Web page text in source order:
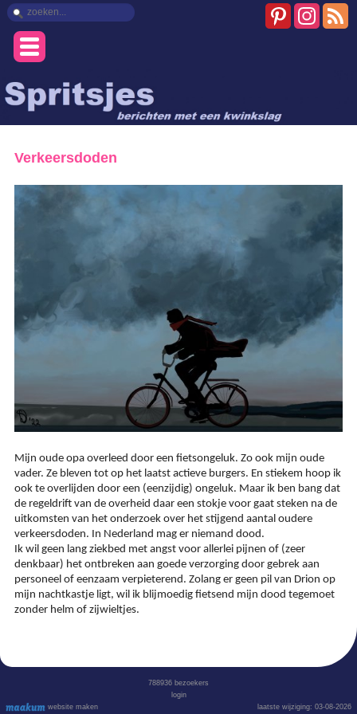
Verkeersdoden
Mijn oude opa overleed door een fietsongeluk. Zo ook mijn oude
vader. Ze bleven tot op het laatst actieve burgers. En stiekem hoop ik
ook te overlijden door een (eenzijdig) ongeluk. Maar ik ben bang dat
de regeldrift van de overheid daar een stokje voor gaat steken na de
uitkomsten van het onderzoek over het stijgend aantal oudere
verkeersdoden. In Nederland mag er niemand dood.
Ik wil geen lang ziekbed met angst voor allerlei pijnen of (zeer
denkbaar) het ontbreken aan goede verzorging door gebrek aan
personeel of eenzaam verpieterend. Zolang er geen pil van Drion op
mijn nachtkastje ligt, wil ik blijmoedig fietsend mijn dood tegemoet
zonder helm of zijwieltjes.
website maken
788936 bezoekers
login
laatste wijziging: 03-08-2026